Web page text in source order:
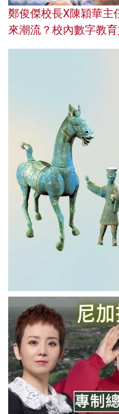
鄭俊傑校長X陳穎華主
來潮流？校內數字教